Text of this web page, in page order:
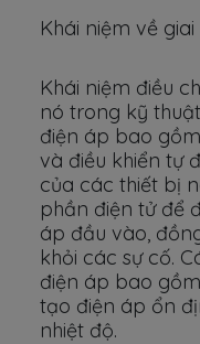
Khái niệm về
Khái niệm điều
nó trong kỹ
điện áp bao
và điều khiển tự
của các thiết bị
phần điện tử để
áp đầu vào,
khỏi các sự cố.
điện áp bao
tạo điện áp ổn
nhiệt độ.